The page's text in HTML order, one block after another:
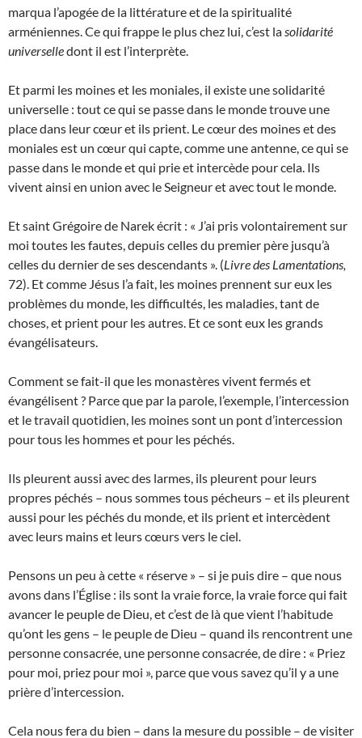
marqua l’apogée de la littérature et de la spiritualité
arméniennes. Ce qui frappe le plus chez lui, c’est lasolidarité
universelledont il est l’interprète.
Et parmi les moines et les moniales, il existe une solidarité
universelle : tout ce qui se passe dans le monde trouve une
place dans leur cœur et ils prient. Le cœur des moines et des
moniales est un cœur qui capte, comme une antenne, ce qui se
passe dans le monde et qui prie et intercède pour cela. Ils
vivent ainsi en union avec le Seigneur et avec tout le monde.
Et saint Grégoire de Narek écrit : « J’ai pris volontairement sur
moi toutes les fautes, depuis celles du premier père jusqu’à
celles du dernier de ses descendants ». (Livre des Lamentations,
72). Et comme Jésus l’a fait, les moines prennent sur eux les
problèmes du monde, les difficultés, les maladies, tant de
choses, et prient pour les autres. Et ce sont eux les grands
évangélisateurs.
Comment se fait-il que les monastères vivent fermés et
évangélisent ? Parce que par la parole, l’exemple, l’intercession
et le travail quotidien, les moines sont un pont d’intercession
pour tous les hommes et pour les péchés.
Ils pleurent aussi avec des larmes, ils pleurent pour leurs
propres péchés – nous sommes tous pécheurs – et ils pleurent
aussi pour les péchés du monde, et ils prient et intercèdent
avec leurs mains et leurs cœurs vers le ciel.
Pensons un peu à cette « réserve » – si je puis dire – que nous
avons dans l’Église : ils sont la vraie force, la vraie force qui fait
avancer le peuple de Dieu, et c’est de là que vient l’habitude
qu’ont les gens – le peuple de Dieu – quand ils rencontrent une
personne consacrée, une personne consacrée, de dire : « Priez
pour moi, priez pour moi », parce que vous savez qu’il y a une
prière d’intercession.
Cela nous fera du bien – dans la mesure du possible – de visiter